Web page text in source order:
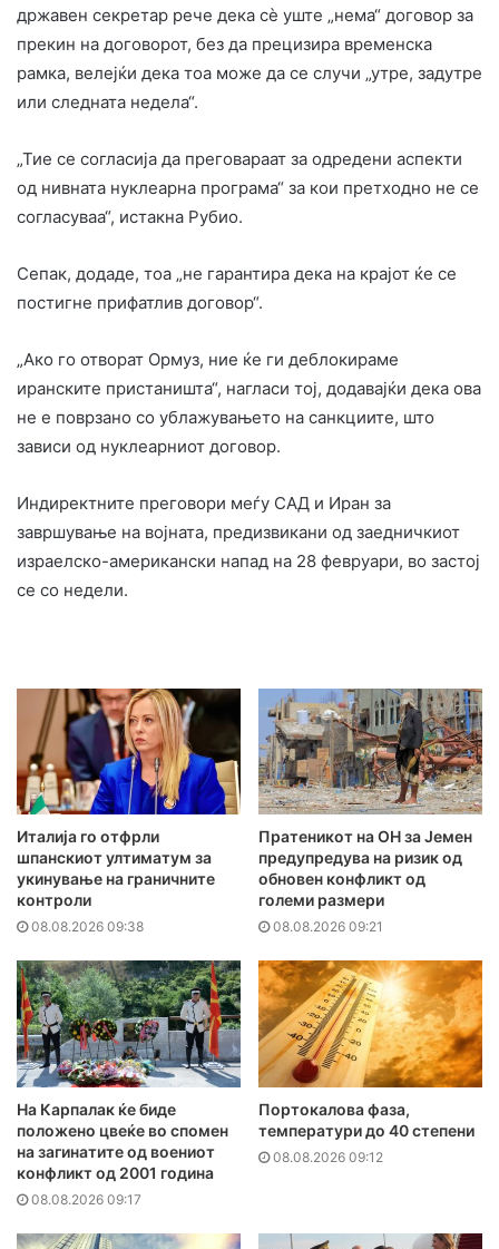
државен секретар рече дека сè уште „нема“ договор за
прекин на договорот, без да прецизира временска
рамка, велејќи дека тоа може да се случи „утре, задутре
или следната недела“.
„Тие се согласија да преговараат за одредени аспекти
од нивната нуклеарна програма“ за кои претходно не се
согласуваа“, истакна Рубио.
Сепак, додаде, тоа „не гарантира дека на крајот ќе се
постигне прифатлив договор“.
„Ако го отворат Ормуз, ние ќе ги деблокираме
иранските пристаништа“, нагласи тој, додавајќи дека ова
не е поврзано со ублажувањето на санкциите, што
зависи од нуклеарниот договор.
Индиректните преговори меѓу САД и Иран за
завршување на војната, предизвикани од заедничкиот
израелско-американски напад на 28 февруари, во застој
се со недели.
Италија го отфрли
шпанскиот ултиматум за
укинување на граничните
контроли
08.08.2026 09:38
Пратеникот на ОН за Јемен
предупредува на ризик од
обновен конфликт од
големи размери
08.08.2026 09:21
На Карпалак ќе биде
положено цвеќе во спомен
на загинатите од воениот
конфликт од 2001 година
08.08.2026 09:17
Портокалова фаза,
температури до 40 степени
08.08.2026 09:12